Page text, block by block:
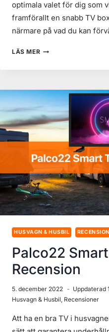
optimala valet för dig som
framförallt en snabb TV
närmare på vad du kan
LÄS MERFORMULER
PRO
RECENSION
2022
HUSVAGN & HUSBIL
Palco22
Recension
5. december 2022 Uppdaterad
Husvagn & Husbil Recensioner
Att ha en bra TV i